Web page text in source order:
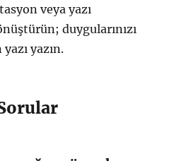
veya yazı
duygularınızı
yazın.